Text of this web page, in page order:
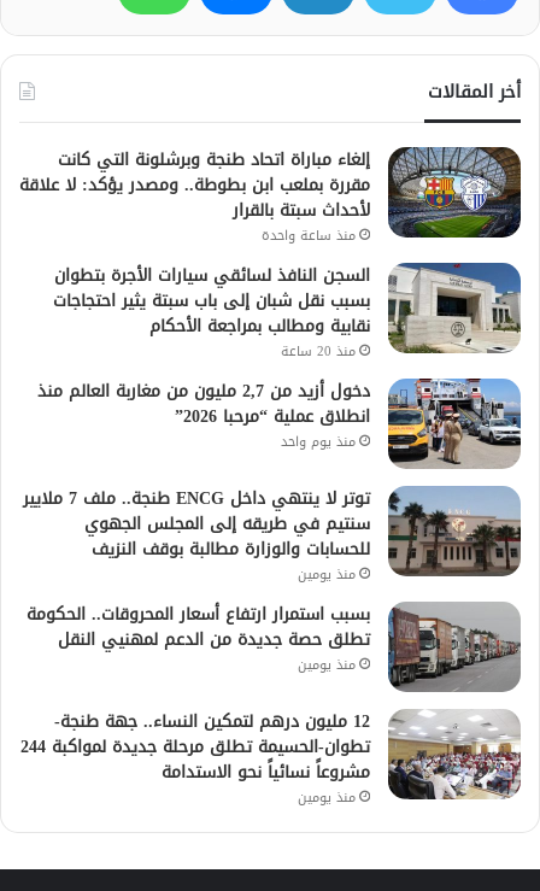
أخر المقالات
إلغاء مباراة اتحاد طنجة وبرشلونة التي كانت
مقررة بملعب ابن بطوطة.. ومصدر يؤكد: لا علاقة
لأحداث سبتة بالقرار
منذ ساعة واحدة
السجن النافذ لسائقي سيارات الأجرة بتطوان
بسبب نقل شبان إلى باب سبتة يثير احتجاجات
نقابية ومطالب بمراجعة الأحكام
منذ 20 ساعة
دخول أزيد من 2,7 مليون من مغاربة العالم منذ
انطلاق عملية “مرحبا 2026”
منذ يوم واحد
توتر لا ينتهي داخل ENCG طنجة.. ملف 7 ملايير
سنتيم في طريقه إلى المجلس الجهوي
للحسابات والوزارة مطالبة بوقف النزيف
منذ يومين
بسبب استمرار ارتفاع أسعار المحروقات.. الحكومة
تطلق حصة جديدة من الدعم لمهنيي النقل
منذ يومين
12 مليون درهم لتمكين النساء.. جهة طنجة-
تطوان-الحسيمة تطلق مرحلة جديدة لمواكبة 244
مشروعاً نسائياً نحو الاستدامة
منذ يومين